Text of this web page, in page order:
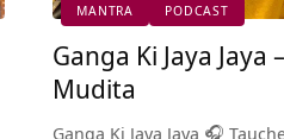
MANTRA PODCAST
Ganga Ki Jaya Jaya
Mudita
Ganga Ki Jaya Jaya 🎧